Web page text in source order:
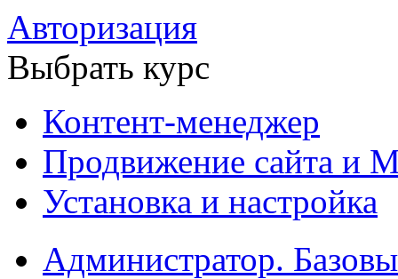
Авторизация
Выбрать курс
Контент-менеджер
Продвижение сайта и
Установка и настройка
Администратор.